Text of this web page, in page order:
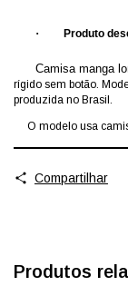
· Produto
Camisa manga
rígido sem botão.
produzida no Brasil.
O modelo usa
Compartilhar
Produtos